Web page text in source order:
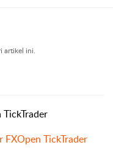
artikel ini.
TickTrader